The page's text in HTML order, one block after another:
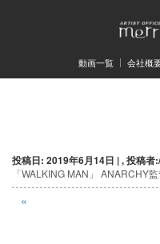
動画一覧 会社概
投稿日: 2019年6月14日 | , 投稿者:/
「WALKING MAN」 ANARCHY
投
稿
ナ
«